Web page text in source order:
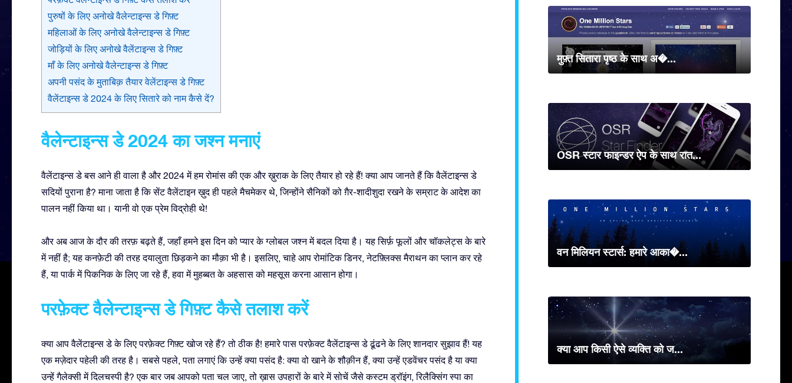
पुरुषों के लिए अनोखे वैलेन्टाइन्स डे गिफ़्ट
महिलाओं के लिए अनोखे वैलेन्टाइन्स डे गिफ़्ट
जोड़ियों के लिए अनोखे वैलेंटाइन्स डे गिफ़्ट
माँ के लिए अनोखे वैलेन्टाइन्स डे गिफ़्ट
अपनी पसंद के मुताबिक़ तैयार वेलेंटाइन्स डे गिफ़्ट
वैलेंटाइन्स डे 2024 के लिए सितारे को नाम कैसे दें?
वैलेन्टाइन्स डे 2024 का जश्न मनाएं
वैलेंटाइन्स डे बस आने ही वाला है और 2024 में हम रोमांस की एक और ख़ुराक के लिए तैयार हो रहे हैं! क्या आप जानते हैं कि वैलेंटाइन्स डे
सदियों पुराना है? माना जाता है कि सेंट वैलेंटाइन ख़ुद ही पहले मैचमेकर थे, जिन्होंने सैनिकों को ग़ैर-शादीशुदा रखने के सम्राट के आदेश का
पालन नहीं किया था। यानी वो एक प्रेम विद्रोही थे!
और अब आज के दौर की तरफ़ बढ़ते हैं, जहाँ हमने इस दिन को प्यार के ग्लोबल जश्न में बदल दिया है। यह सिर्फ़ फूलों और चॉकलेट्स के बारे
में नहीं है; यह कनफ़ेटी की तरह दयालुता छिड़कने का मौक़ा भी है। इसलिए, चाहे आप रोमांटिक डिनर, नेटफ़्लिक्स मैराथन का प्लान कर रहे
हैं, या पार्क में पिकनिक के लिए जा रहे हैं, हवा में मुहब्बत के अहसास को महसूस करना आसान होगा।
परफ़ेक्ट वैलेन्टाइन्स डे गिफ़्ट कैसे तलाश करें
क्या आप वैलेंटाइन्स डे के लिए परफ़ेक्ट गिफ़्ट खोज रहे हैं? तो ठीक है! हमारे पास परफ़ेक्ट वैलेंटाइन्स डे ढूंढने के लिए शानदार सुझाव हैं! यह
एक मज़ेदार पहेली की तरह है। सबसे पहले, पता लगाएं कि उन्हें क्या पसंद है: क्या वो खाने के शौक़ीन हैं, क्या उन्हें एडवेंचर पसंद है या क्या
उन्हें गैलेक्सी में दिलचस्पी है? एक बार जब आपको पता चल जाए, तो ख़ास उपहारों के बारे में सोचें जैसे कस्टम ड्रॉइंग, रिलैक्सिंग स्पा का
मुफ़्त सितारा पृष्ठ के साथ अ�...
OSR स्टार फाइन्डर ऐप के साथ रात...
वन मिलियन स्टार्स: हमारे आका�...
क्या आप किसी ऐसे व्यक्ति को ज...